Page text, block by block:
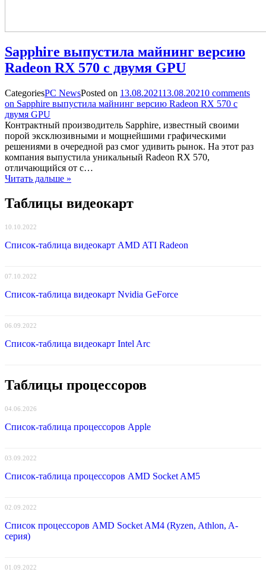
Sapphire выпустила майнинг версию
Radeon RX 570 с двумя GPU
CategoriesPC NewsPosted on 13.08.202113.08.20210 comments
on Sapphire выпустила майнинг версию Radeon RX 570 с
двумя GPU
Контрактный производитель Sapphire, известный своими
порой эксклюзивными и мощнейшими графическими
решениями в очередной раз смог удивить рынок. На этот раз
компания выпустила уникальный Radeon RX 570,
отличающийся от с…
Читать дальше »
Таблицы видеокарт
10.10.2022
Список-таблица видеокарт AMD ATI Radeon
07.10.2022
Список-таблица видеокарт Nvidia GeForce
06.09.2022
Список-таблица видеокарт Intel Arc
Таблицы процессоров
04.06.2026
Список-таблица процессоров Apple
03.09.2022
Список-таблица процессоров AMD Socket AM5
02.09.2022
Список процессоров AMD Socket AM4 (Ryzen, Athlon, A-
серия)
01.09.2022